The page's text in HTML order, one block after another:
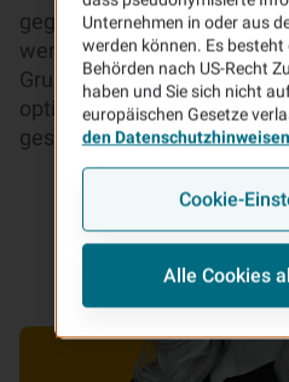
gegen die Gefahren Sturm/
werden. Mitversichert sind
Grundstück gelagerten
optimal abgesichert – bis
gesetzt ist.
Unternehmen in oder aus
werden können. Es besteht
Behörden nach US-Recht
haben und Sie sich nicht
europäischen Gesetze
den Datenschutzhinweisen
Cookie-
Alle Cookies